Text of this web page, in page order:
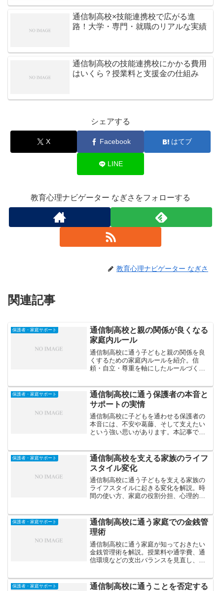
通信制高校×技能連携校で広がる進
路！大学・専門・就職のリアルな実績
通信制高校の技能連携校にかかる費用
はいくら？授業料と支援金の仕組み
シェアする
X Facebook はてブ
LINE
教育心理ナビゲーター なぎさをフォローする
教育心理ナビゲーター なぎさ
関連記事
保護者・家庭サポート
通信制高校と親の関係が良くなる
家庭内ルール
通信制高校に通う子どもと親の関係を良
くするための家庭内ルールを紹介。信
頼・自立・尊重を軸にしたルールづくり
保護者・家庭サポート
通信制高校に通う保護者の本音と
サポートの実情
通信制高校に子どもを通わせる保護者の
本音には、不安や葛藤、そして支えたい
という強い思いがあります。本記事で
保護者・家庭サポート
通信制高校を支える家族のライフ
スタイル変化
通信制高校に通う子どもを支える家族の
ライフスタイルに起きる変化を解説。時
間の使い方、家庭の役割分担、心理的サ
保護者・家庭サポート
通信制高校に通う家庭での金銭管
理術
通信制高校に通う家庭が知っておきたい
金銭管理術を解説。授業料や通学費、通
信環境などの支出バランスを見直し、無
保護者・家庭サポート
通信制高校に通うことを否定する